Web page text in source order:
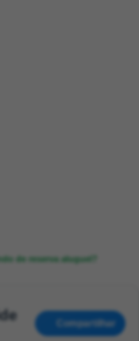
de reserva aluguel?
Compartilhar